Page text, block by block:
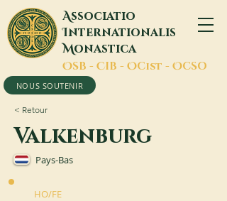
Associatio
Internationalis
Monastica
OSB - CIB - OCist - OCSO
NOUS SOUTENIR
< Retour
Valkenburg
Pays-Bas
HO/FE